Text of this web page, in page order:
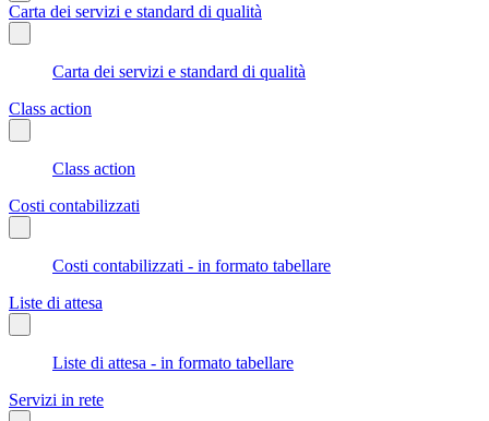
Carta dei servizi e standard di qualità
Carta dei servizi e standard di qualità
Class action
Class action
Costi contabilizzati
Costi contabilizzati - in formato tabellare
Liste di attesa
Liste di attesa - in formato tabellare
Servizi in rete